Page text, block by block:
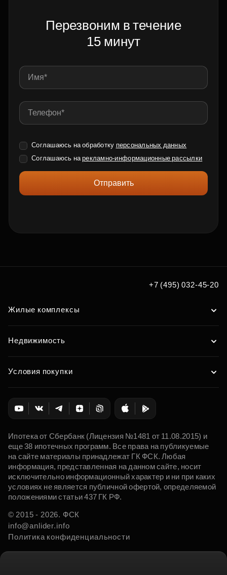
Перезвоним в течение
15 минут
Соглашаюсь на обработку персональных данных
Соглашаюсь нарекламно-информационные рассылки
Отправить
+7 (495) 032-45-20
Жилые комплексы
Недвижимость
Условия покупки
Ипотека от Сбербанк (Лицензия №1481 от 11.08.2015) и
еще 38 ипотечных программ. Все права на публикуемые
на сайте материалы принадлежат ГК ФСК. Любая
информация, представленная на данном сайте, носит
исключительно информационный характер и ни при каких
условиях не является публичной офертой, определяемой
положениями статьи 437 ГК РФ.
© 2015 - 2026. ФСК
info@anlider.info
Политика конфиденциальности